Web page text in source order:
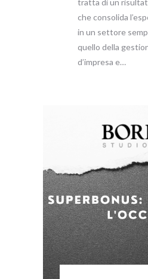
tratta di un
che consolida
in un settore
quello della
d’impresa e…